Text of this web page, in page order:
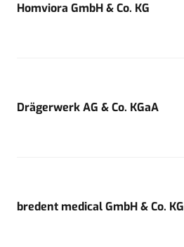
Homviora GmbH & Co. KG
Drägerwerk AG & Co. KGaA
bredent medical GmbH & Co. KG